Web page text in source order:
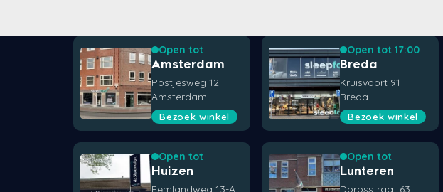
Open tot
Amsterdam
Postjesweg 12
Amsterdam
Bezoek winkel
Open tot 17:00
Breda
Kruisvoort 91
Breda
Bezoek winkel
Open tot
Huizen
Open tot
Lunteren